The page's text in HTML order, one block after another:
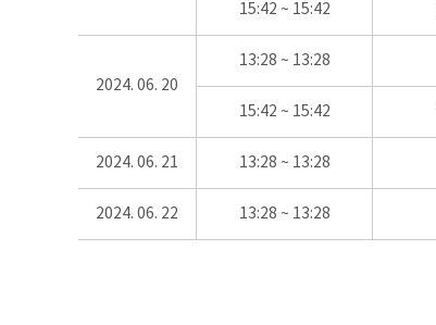
15:42 ~ 15:42
2024. 06. 20
13:28 ~ 13:28
15:42 ~ 15:42
2024. 06. 21 13:28 ~ 13:28
2024. 06. 22 13:28 ~ 13:28